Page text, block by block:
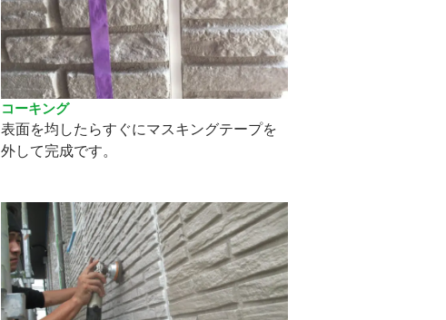
コーキング
表面を均したらすぐにマスキングテープを
外して完成です。